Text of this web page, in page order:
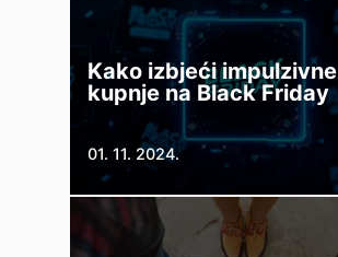
Kako izbjeći impulzivne
kupnje na Black Friday
01. 11. 2024.